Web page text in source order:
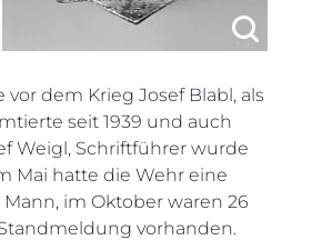
vor dem Krieg Josef Blabl, als
seit 1939 und auch
Weigl, Schriftführer wurde
Mai hatte die Wehr eine
Mann, im Oktober waren 26
vorhanden.